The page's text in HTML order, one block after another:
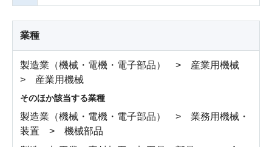
業種
製造業（機械・電機・電子部品） > 産業用機械
> 産業用機械
そのほか該当する業種
製造業（機械・電機・電子部品） > 業務用機械・
装置 > 機械部品